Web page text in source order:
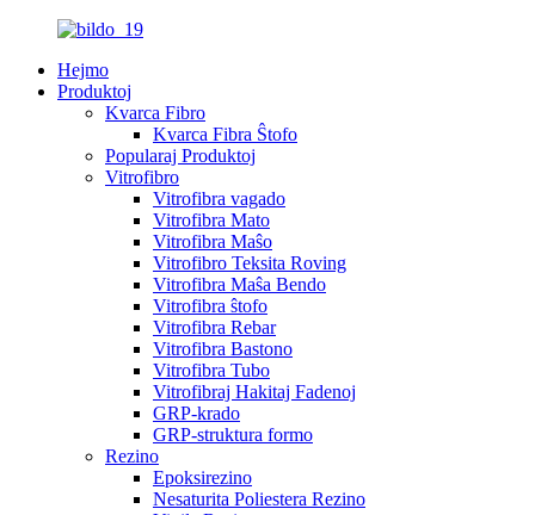
Hejmo
Produktoj
Kvarca Fibro
Kvarca Fibra Ŝtofo
Popularaj Produktoj
Vitrofibro
Vitrofibra vagado
Vitrofibra Mato
Vitrofibra Maŝo
Vitrofibro Teksita Roving
Vitrofibra Maŝa Bendo
Vitrofibra ŝtofo
Vitrofibra Rebar
Vitrofibra Bastono
Vitrofibra Tubo
Vitrofibraj Hakitaj Fadenoj
GRP-krado
GRP-struktura formo
Rezino
Epoksirezino
Nesaturita Poliestera Rezino